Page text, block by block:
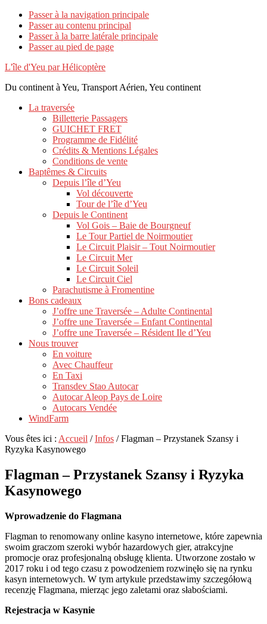
Passer à la navigation principale
Passer au contenu principal
Passer à la barre latérale principale
Passer au pied de page
L'île d'Yeu par Hélicoptère
Du continent à Yeu, Transport Aérien, Yeu continent
La traversée
Billetterie Passagers
GUICHET FRET
Programme de Fidélité
Crédits & Mentions Légales
Conditions de vente
Baptêmes & Circuits
Depuis l’île d’Yeu
Vol découverte
Tour de l’île d’Yeu
Depuis le Continent
Vol Gois – Baie de Bourgneuf
Le Tour Partiel de Noirmoutier
Le Circuit Plaisir – Tout Noirmoutier
Le Circuit Mer
Le Circuit Soleil
Le Circuit Ciel
Parachutisme à Fromentine
Bons cadeaux
J’offre une Traversée – Adulte Continental
J’offre une Traversée – Enfant Continental
J’offre une Traversée – Résident Ile d’Yeu
Nous trouver
En voiture
Avec Chauffeur
En Taxi
Transdev Stao Autocar
Autocar Aleop Pays de Loire
Autocars Vendée
WindFarm
Vous êtes ici : Accueil / Infos /Flagman – Przystanek Szansy i
Ryzyka Kasynowego
Flagman – Przystanek Szansy i Ryzyka
Kasynowego
Wprowadzenie do Flagmana
Flagman to renomowany online kasyno internetowe, które zapewnia
swoim graczom szeroki wybór hazardowych gier, atrakcyjne
promocje oraz profesjonalną obsługę klienta. Utworzone zostało w
2017 roku i od tego czasu z powodzeniem rozwinęło się na rynku
kasyn internetowych. W tym artykule przedstawimy szczegółową
recenzję Flagmana, mierząc jego zaletami oraz słabościami.
Rejestracja w Kasynie